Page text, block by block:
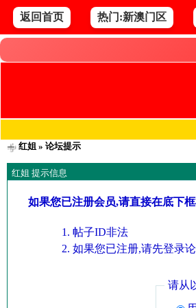
返回首页 热门:新澳门区
红姐» 论坛提示
红姐 提示信息
如果您已注册会员,请直接在底下
帖子ID非法
如果您已注册,请先登录
请从